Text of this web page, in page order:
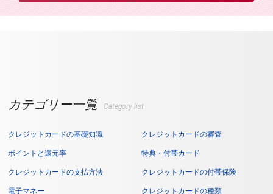
カテゴリー一覧 Category list
クレジットカードの基礎知識 クレジットカードの審査
ポイントと還元率 特典・付帯カード
クレジットカードの支払方法 クレジットカードの付帯保険
電子マネー クレジットカードの種類